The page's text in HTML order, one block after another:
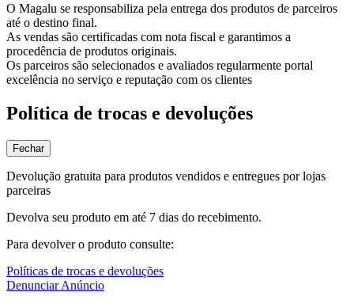
O Magalu se responsabiliza pela entrega dos produtos de parceiros
até o destino final.
As vendas são certificadas com nota fiscal e garantimos a
procedência de produtos originais.
Os parceiros são selecionados e avaliados regularmente portal
excelência no serviço e reputação com os clientes
Política de trocas e devoluções
Fechar
Devolução gratuita para produtos vendidos e entregues por lojas
parceiras
Devolva seu produto em até 7 dias do recebimento.
Para devolver o produto consulte:
Políticas de trocas e devoluções
Denunciar Anúncio